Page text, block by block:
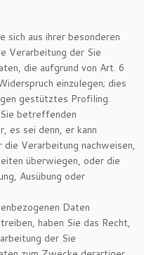
sich aus ihrer besonderen
Verarbeitung der Sie
die aufgrund von Art. 6
einzulegen; dies
gestütztes Profiling.
betreffenden
es sei denn, er kann
Verarbeitung nachweisen,
überwiegen, oder die
Ausübung oder
Daten
haben Sie das Recht,
der Sie